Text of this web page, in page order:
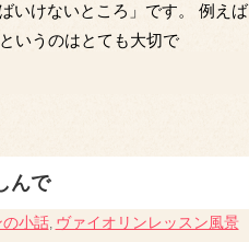
いけないところ」です。 例えば
いうのはとても大切で
んで
小話, ヴァイオリンレッスン風景